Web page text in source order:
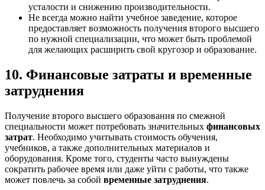
усталости и снижению производительности.
Не всегда можно найти учебное заведение, которое
предоставляет возможность получения второго высшего
по нужной специализации, что может быть проблемой
для желающих расширить свой кругозор и образование.
10. Финансовые затраты и временные
затруднения
Получение второго высшего образования по смежной
специальности может потребовать значительных финансовых
затрат. Необходимо учитывать стоимость обучения,
учебников, а также дополнительных материалов и
оборудования. Кроме того, студенты часто вынуждены
сократить рабочее время или даже уйти с работы, что также
может повлечь за собой временные затруднения.